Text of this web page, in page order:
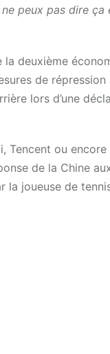
peux pas dire ça
deuxième
de répression
lors d’une
Tencent ou
de la Chine
la joueuse de